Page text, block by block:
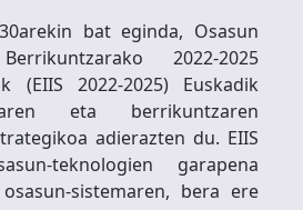
bat eginda, Osasun
2022-2025
(EIIS 2022-2025) Euskadik
eta berrikuntzaren
adierazten du. EIIS
teknologien garapena
sistemaren, bera ere